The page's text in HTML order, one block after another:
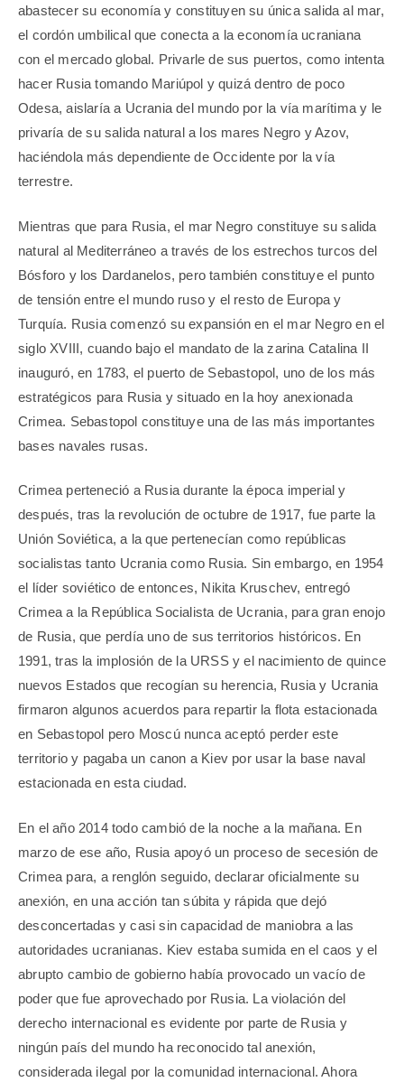
abastecer su economía y constituyen su única salida al mar,
el cordón umbilical que conecta a la economía ucraniana
con el mercado global. Privarle de sus puertos, como intenta
hacer Rusia tomando Mariúpol y quizá dentro de poco
Odesa, aislaría a Ucrania del mundo por la vía marítima y le
privaría de su salida natural a los mares Negro y Azov,
haciéndola más dependiente de Occidente por la vía
terrestre.
Mientras que para Rusia, el mar Negro constituye su salida
natural al Mediterráneo a través de los estrechos turcos del
Bósforo y los Dardanelos, pero también constituye el punto
de tensión entre el mundo ruso y el resto de Europa y
Turquía. Rusia comenzó su expansión en el mar Negro en el
siglo XVIII, cuando bajo el mandato de la zarina Catalina II
inauguró, en 1783, el puerto de Sebastopol, uno de los más
estratégicos para Rusia y situado en la hoy anexionada
Crimea. Sebastopol constituye una de las más importantes
bases navales rusas.
Crimea perteneció a Rusia durante la época imperial y
después, tras la revolución de octubre de 1917, fue parte la
Unión Soviética, a la que pertenecían como repúblicas
socialistas tanto Ucrania como Rusia. Sin embargo, en 1954
el líder soviético de entonces, Nikita Kruschev, entregó
Crimea a la República Socialista de Ucrania, para gran enojo
de Rusia, que perdía uno de sus territorios históricos. En
1991, tras la implosión de la URSS y el nacimiento de quince
nuevos Estados que recogían su herencia, Rusia y Ucrania
firmaron algunos acuerdos para repartir la flota estacionada
en Sebastopol pero Moscú nunca aceptó perder este
territorio y pagaba un canon a Kiev por usar la base naval
estacionada en esta ciudad.
En el año 2014 todo cambió de la noche a la mañana. En
marzo de ese año, Rusia apoyó un proceso de secesión de
Crimea para, a renglón seguido, declarar oficialmente su
anexión, en una acción tan súbita y rápida que dejó
desconcertadas y casi sin capacidad de maniobra a las
autoridades ucranianas. Kiev estaba sumida en el caos y el
abrupto cambio de gobierno había provocado un vacío de
poder que fue aprovechado por Rusia. La violación del
derecho internacional es evidente por parte de Rusia y
ningún país del mundo ha reconocido tal anexión,
considerada ilegal por la comunidad internacional. Ahora